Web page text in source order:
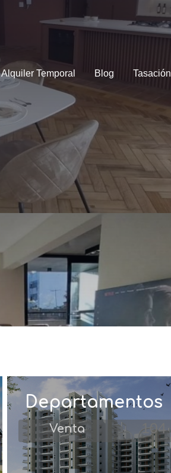
Alquiler Temporal Blog Tasación
Departamentos
Venta 104